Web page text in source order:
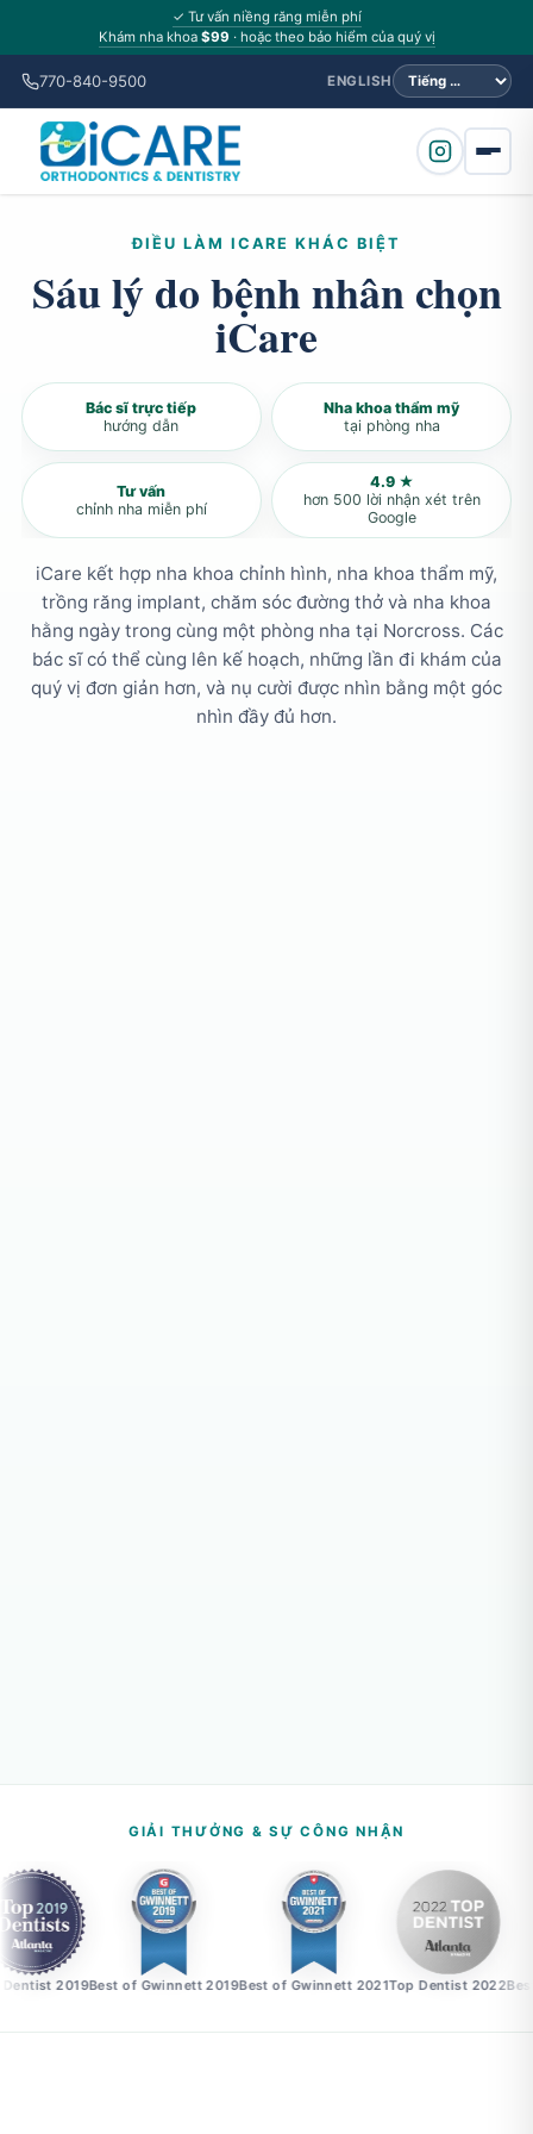
✓ Tư vấn niềng răng miễn phí
Khám nha khoa $99 · hoặc theo bảo hiểm của quý vị
770-840-9500 ENGLISH
ĐIỀU LÀM ICARE KHÁC BIỆT
Sáu lý do bệnh nhân chọn
iCare
Bác sĩ trực tiếp
hướng dẫn
Nha khoa thẩm mỹ
tại phòng nha
Tư vấn
chỉnh nha miễn phí
4.9 ★
hơn 500 lời nhận xét trên
Google
iCare kết hợp nha khoa chỉnh hình, nha khoa thẩm mỹ,
trồng răng implant, chăm sóc đường thở và nha khoa
hằng ngày trong cùng một phòng nha tại Norcross. Các
bác sĩ có thể cùng lên kế hoạch, những lần đi khám của
quý vị đơn giản hơn, và nụ cười được nhìn bằng một góc
nhìn đầy đủ hơn.
GIẢI THƯỞNG & SỰ CÔNG NHẬN
2019Best of Gwinnett 2019Best of Gwinnett 2021Top Dentist 2022Best